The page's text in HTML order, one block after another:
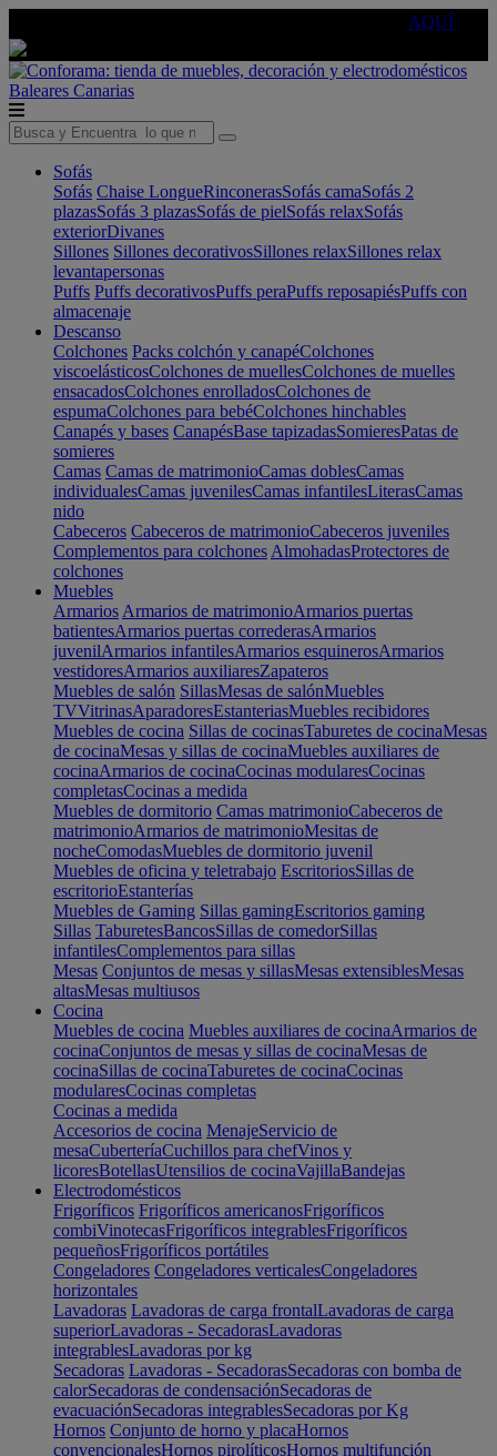
AQUÍ
Baleares Canarias
Sofás
Sofás Chaise LongueRinconerasSofás camaSofás 2
plazasSofás 3 plazasSofás de pielSofás relaxSofás
exteriorDivanes
Sillones Sillones decorativosSillones relaxSillones relax
levantapersonas
Puffs Puffs decorativosPuffs peraPuffs reposapiésPuffs con
almacenaje
Descanso
Colchones Packs colchón y canapéColchones
viscoelásticosColchones de muellesColchones de muelles
ensacadosColchones enrolladosColchones de
espumaColchones para bebéColchones hinchables
Canapés y bases CanapésBase tapizadasSomieresPatas de
somieres
Camas Camas de matrimonioCamas doblesCamas
individualesCamas juvenilesCamas infantilesLiterasCamas
nido
Cabeceros Cabeceros de matrimonioCabeceros juveniles
Complementos para colchones AlmohadasProtectores de
colchones
Muebles
Armarios Armarios de matrimonioArmarios puertas
batientesArmarios puertas correderasArmarios
juvenilArmarios infantilesArmarios esquinerosArmarios
vestidoresArmarios auxiliaresZapateros
Muebles de salón SillasMesas de salónMuebles
TVVitrinasAparadoresEstanteriasMuebles recibidores
Muebles de cocina Sillas de cocinasTaburetes de cocinaMesas
de cocinaMesas y sillas de cocinaMuebles auxiliares de
cocinaArmarios de cocinaCocinas modularesCocinas
completasCocinas a medida
Muebles de dormitorio Camas matrimonioCabeceros de
matrimonioArmarios de matrimonioMesitas de
nocheComodasMuebles de dormitorio juvenil
Muebles de oficina y teletrabajo EscritoriosSillas de
escritorioEstanterías
Muebles de Gaming Sillas gamingEscritorios gaming
Sillas TaburetesBancosSillas de comedorSillas
infantilesComplementos para sillas
Mesas Conjuntos de mesas y sillasMesas extensiblesMesas
altasMesas multiusos
Cocina
Muebles de cocina Muebles auxiliares de cocinaArmarios de
cocinaConjuntos de mesas y sillas de cocinaMesas de
cocinaSillas de cocinaTaburetes de cocinaCocinas
modularesCocinas completas
Cocinas a medida
Accesorios de cocina MenajeServicio de
mesaCuberteríaCuchillos para chefVinos y
licoresBotellasUtensilios de cocinaVajillaBandejas
Electrodomésticos
Frigoríficos Frigoríficos americanosFrigoríficos
combiVinotecasFrigoríficos integrablesFrigoríficos
pequeñosFrigoríficos portátiles
Congeladores Congeladores verticalesCongeladores
horizontales
Lavadoras Lavadoras de carga frontalLavadoras de carga
superiorLavadoras - SecadorasLavadoras
integrablesLavadoras por kg
Secadoras Lavadoras - SecadorasSecadoras con bomba de
calorSecadoras de condensaciónSecadoras de
evacuaciónSecadoras integrablesSecadoras por Kg
Hornos Conjunto de horno y placaHornos
convencionalesHornos pirolíticosHornos multifunción